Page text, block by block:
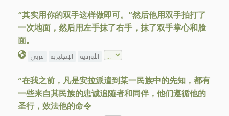
“其实用你的双手这样做即可。”然后他用双手拍打了
一次地面，然后用左手抹了右手，抹了双手掌心和脸
面。
عربي الإنجليزية الأوردية
“在我之前，凡是安拉派遣到某一民族中的先知，都有
一些来自其民族的忠诚追随者和同伴，他们遵循他的
圣行，效法他的命令